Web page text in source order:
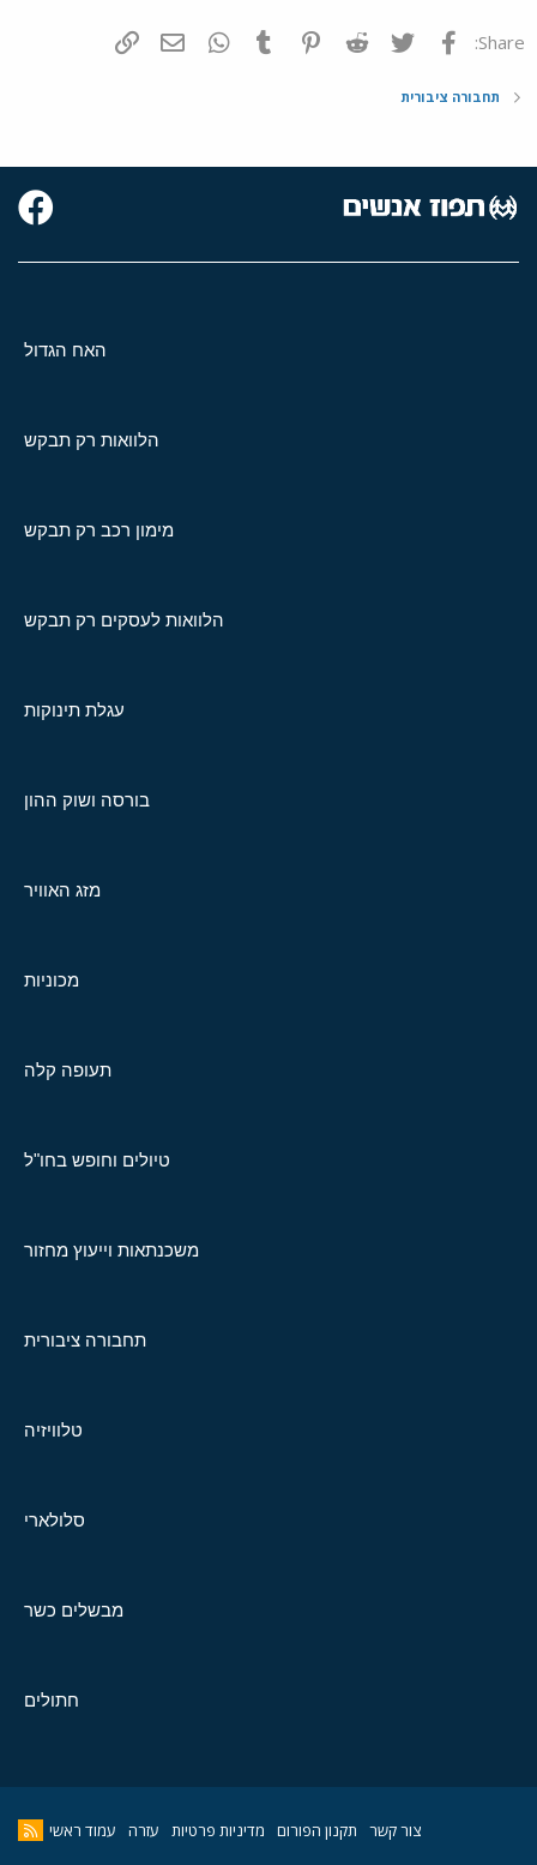
Share: פייסבוק Twitter
Reddit
Pinterest
Tumblr
WhatsAppדואר אלקטרוני
תחבורה ציבורית
האח הגדול
הלוואות רק תבקש
מימון רכב רק תבקש
הלוואות לעסקים רק תבקש
עגלת תינוקות
בורסה ושוק ההון
מזג האוויר
מכוניות
תעופה קלה
טיולים וחופש בחו"ל
משכנתאות וייעוץ מחזור
תחבורה ציבורית
טלוויזיה
סלולארי
מבשלים כשר
חתולים
צור קשר תקנון הפורום מדיניות פרטיות עזרה עמוד ראשי